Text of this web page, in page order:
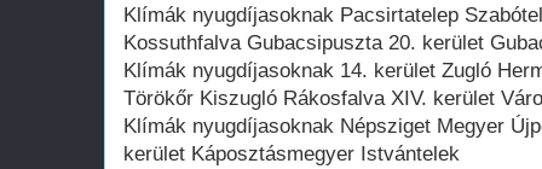
Klímák nyugdíjasoknak Pacsirtatelep
Kossuthfalva Gubacsipuszta 20. kerület
Klímák nyugdíjasoknak 14. kerület Zugló
Törökőr Kiszugló Rákosfalva XIV. kerület
Klímák nyugdíjasoknak Népsziget Megyer
kerület Káposztásmegyer Istvántelek